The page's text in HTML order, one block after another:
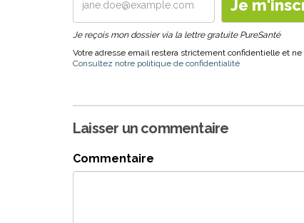
Je reçois mon dossier via la lettre gratuite PureSanté
Votre adresse email restera strictement confidentielle et
Consultez notre politique de confidentialité
Laisser un commentaire
Commentaire